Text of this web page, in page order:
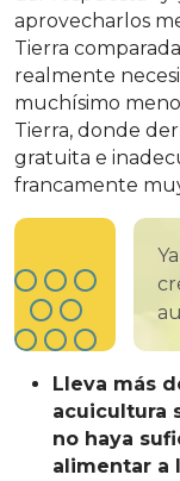
aprovecharlos
Tierra
realmente
muchísimo
Tierra, donde
gratuita e
francamente
Lleva más
acuicultura
no haya
alimentar a